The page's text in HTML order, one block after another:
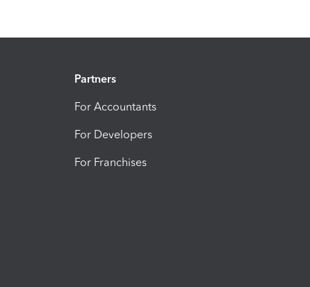
Partners
For Accountants
For Developers
For Franchises